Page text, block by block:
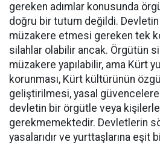
gereken adımlar konusunda
doğru bir tutum değildi.
müzakere etmesi gereken tek
silahlar olabilir ancak. Örgütün
müzakere yapılabilir, ama Kürt
korunması, Kürt kültürünün
geliştirilmesi, yasal
devletin bir örgütle veya
gerekmemektedir. Devletlerin
yasalarıdır ve yurttaşlarına eşit